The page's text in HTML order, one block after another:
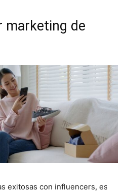
marketing de
exitosas con influencers, es